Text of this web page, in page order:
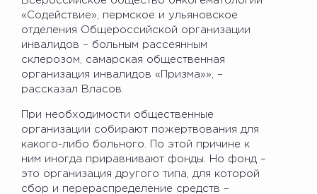
«Содействие», пермское и ульяновское
отделения Общероссийской организации
инвалидов – больным рассеянным
склерозом, самарская общественная
организация инвалидов «Призма»», –
рассказал Власов.
При необходимости общественные
организации собирают пожертвования для
какого-либо больного. По этой причине к
ним иногда приравнивают фонды. Но фонд –
это организация другого типа, для которой
сбор и перераспределение средств –